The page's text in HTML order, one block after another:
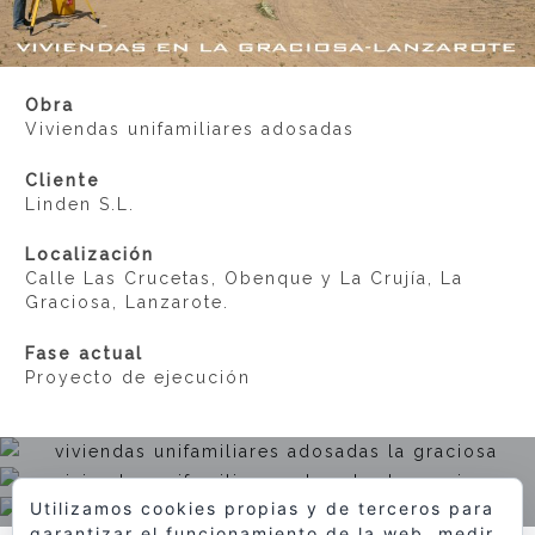
Obra
Viviendas unifamiliares adosadas
Cliente
Linden S.L.
Localización
Calle Las Crucetas, Obenque y La Crujía, La
Graciosa, Lanzarote.
Fase actual
Proyecto de ejecución
Utilizamos cookies propias y de terceros para